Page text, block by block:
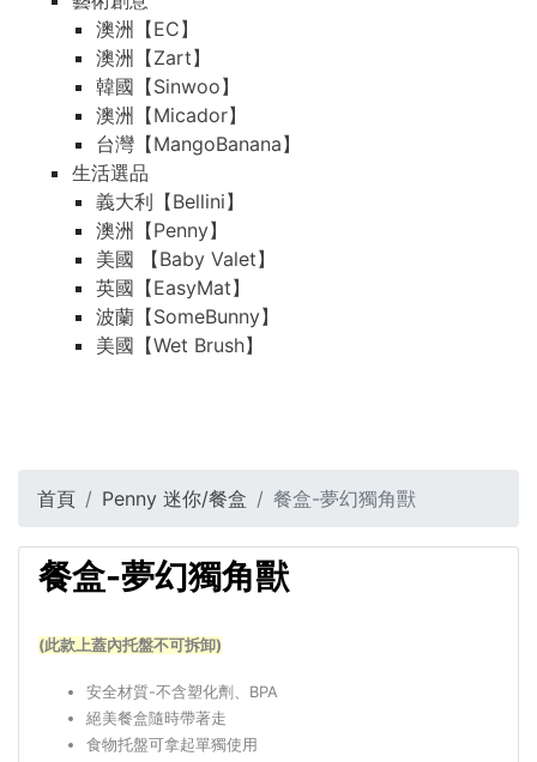
澳洲【EC】
澳洲【Zart】
韓國【Sinwoo】
澳洲【Micador】
台灣【MangoBanana】
生活選品
義大利【Bellini】
澳洲【Penny】
美國 【Baby Valet】
英國【EasyMat】
波蘭【SomeBunny】
美國【Wet Brush】
首頁 Penny 迷你/餐盒 餐盒-夢幻獨角獸
餐盒-夢幻獨角獸
(此款上蓋內托盤不可拆卸)
安全材質-不含塑化劑、BPA
絕美餐盒隨時帶著走
食物托盤可拿起單獨使用